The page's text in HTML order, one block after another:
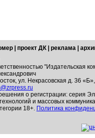
проект ДК реклама
"Издательская
ул. Некрасовская д. 36
о регистрации: серия
и массовых
18+. Политика